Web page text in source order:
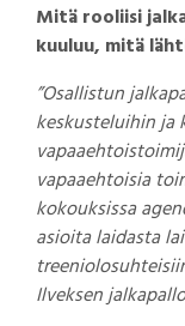
Mitä rooliisi
kuuluu, mitä
”Osallistun
keskusteluihin ja
vapaaehtoisia
kokouksissa
asioita laidasta
Ilveksen